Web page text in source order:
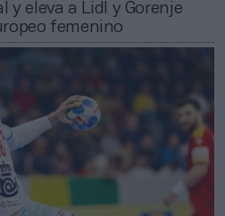
y eleva a Lidl y Gorenje
femenino